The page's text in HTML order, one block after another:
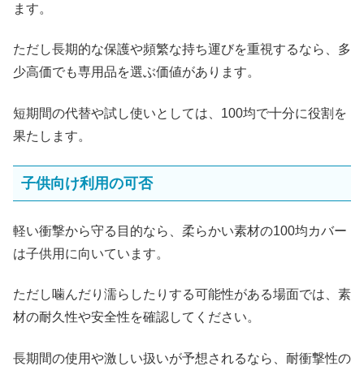
ます。
ただし長期的な保護や頻繁な持ち運びを重視するなら、多
少高価でも専用品を選ぶ価値があります。
短期間の代替や試し使いとしては、100均で十分に役割を
果たします。
子供向け利用の可否
軽い衝撃から守る目的なら、柔らかい素材の100均カバー
は子供用に向いています。
ただし噛んだり濡らしたりする可能性がある場面では、素
材の耐久性や安全性を確認してください。
長期間の使用や激しい扱いが予想されるなら、耐衝撃性の